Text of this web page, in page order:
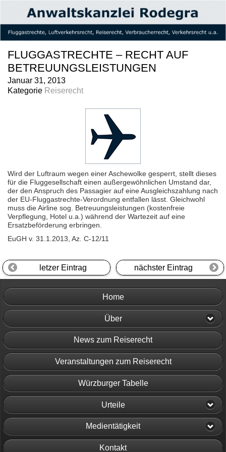
FLUGGASTRECHTE – RECHT AUF
BETREUUNGSLEISTUNGEN
Januar 31, 2013
Kategorie Reiserecht
Wird der Luftraum wegen einer Aschewolke gesperrt, stellt dieses
für die Fluggesellschaft einen außergewöhnlichen Umstand dar,
der den Anspruch des Passagier auf eine Ausgleichszahlung nach
der EU-Fluggastrechte-Verordnung entfallen lässt. Gleichwohl
muss die Airline sog. Betreuungsleistungen (kostenfreie
Verpflegung, Hotel u.a.) während der Wartezeit auf eine
Ersatzbeförderung erbringen.
EuGH v. 31.1.2013, Az. C-12/11
letzer Eintrag nächster Eintrag
Home
Über
News zum Reiserecht
Veranstaltungen zum Reiserecht
Würzburger Tabelle
Urteile
Medientätigkeit
Kontakt